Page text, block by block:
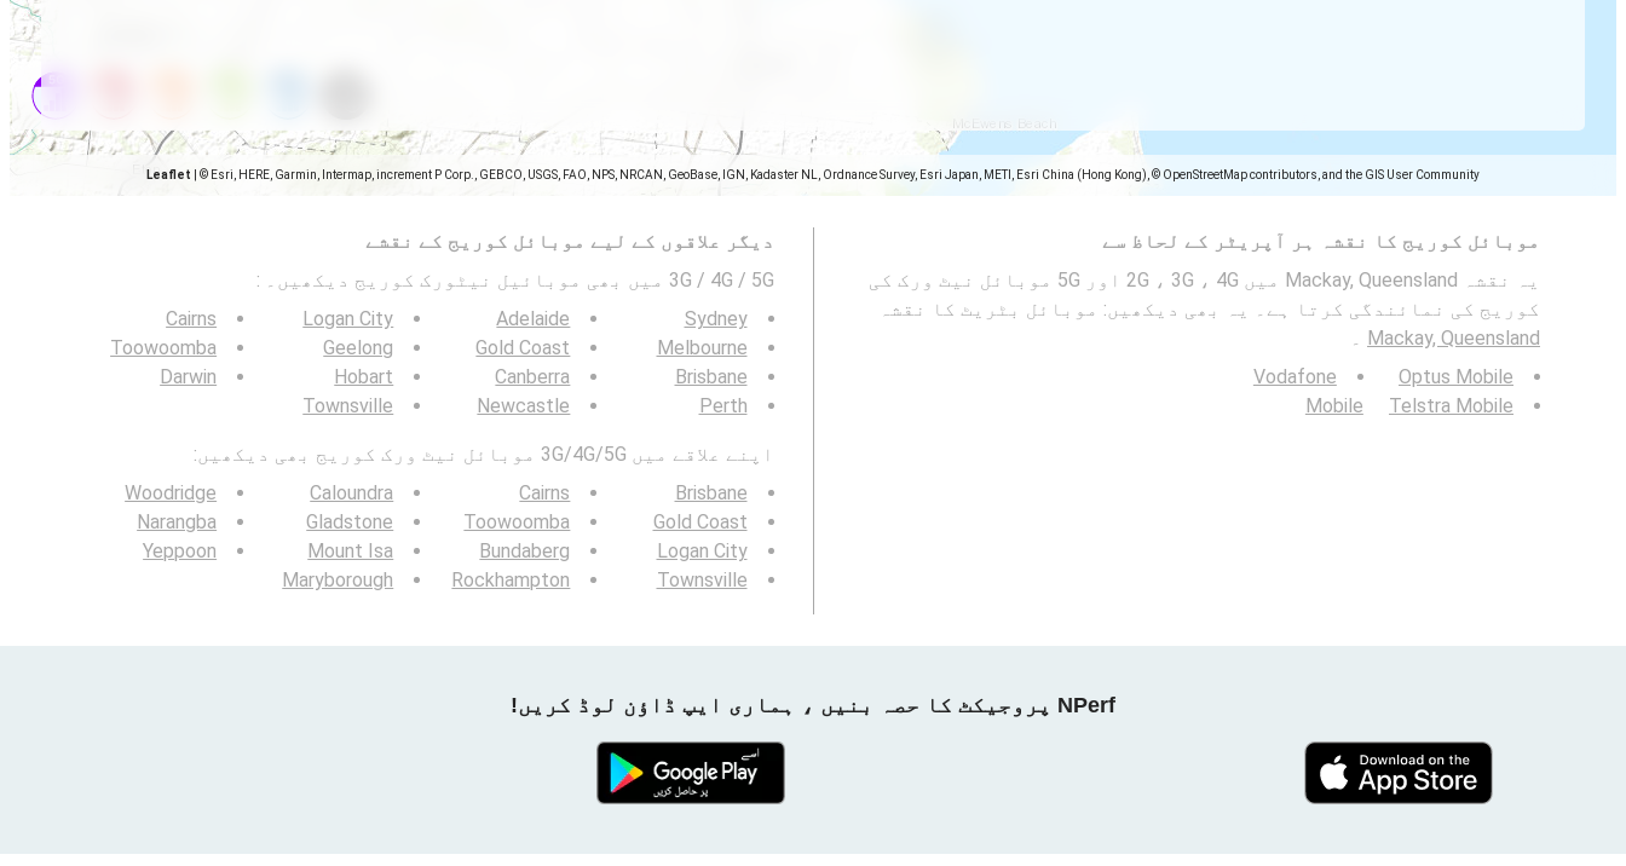
Leaflet © Esri, HERE, Garmin, Intermap, increment P Corp., GEBCO, USGS, FAO, NPS, NRCAN, GeoBase, IGN, Kadaster NL, Ordnance Survey, Esri Japan, METI, Esri China (Hong Kong), © OpenStreetMap contributors, and the GIS User Community
موبائل کوریج کا نقشہ ہر آپریٹر کے لحاظ سے
یہ نقشہ Mackay, Queensland میں 2G ، 3G ، 4G اور 5G موبائل نیٹ ورک کی
کوریج کی نمائندگی کرتا ہے۔ یہ بھی دیکھیں: موبائل بٹریٹ کا نقشہ
Mackay, Queensland ۔
Optus Mobile
Telstra Mobile
Vodafone
Mobile
دیگر علاقوں کے لیے موبائل کوریج کے نقشے
3G / 4G / 5G میں بھی موبائیل نیٹورک کوریج دیکھیں۔ :
Sydney
Melbourne
Brisbane
Perth
Adelaide
Gold Coast
Canberra
Newcastle
Logan City
Geelong
Hobart
Townsville
Cairns
Toowoomba
Darwin
اپنے علاقے میں 3G/4G/5G موبائل نیٹ ورک کوریج بھی دیکھیں:
Brisbane
Gold Coast
Logan City
Townsville
Cairns
Toowoomba
Bundaberg
Rockhampton
Caloundra
Gladstone
Mount Isa
Maryborough
Woodridge
Narangba
Yeppoon
NPerf پروجیکٹ کا حصہ بنیں ، ہماری ایپ ڈاؤن لوڈ کریں!